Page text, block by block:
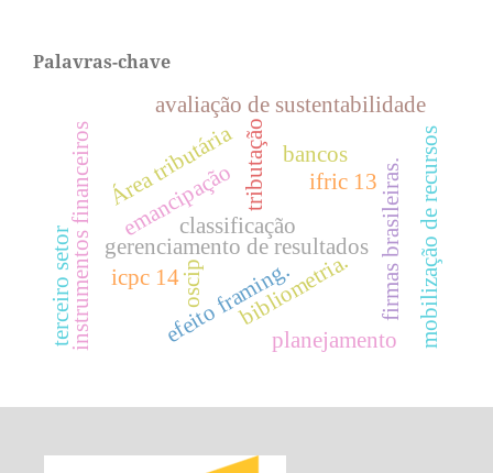
Palavras-chave
classificação
Área tributáriatributação
gerenciamento de resultados firmas brasileiras.
avaliação de sustentabilidade
bibliometria.
bancos
instrumentos financeiros mobilização de recursos
terceiro setor oscip
ifric 13
planejamento
icpc 14efeito framing.
emancipação